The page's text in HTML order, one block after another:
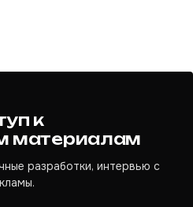
к
материалам
разработки, интервью с